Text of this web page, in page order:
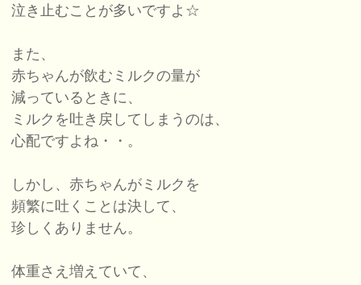
泣き止むことが多いですよ☆
また、
赤ちゃんが飲むミルクの量が
減っているときに、
ミルクを吐き戻してしまうのは、
心配ですよね・・。
しかし、赤ちゃんがミルクを
頻繁に吐くことは決して、
珍しくありません。
体重さえ増えていて、